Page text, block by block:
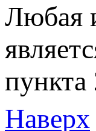
Любая
пункта
Наверх